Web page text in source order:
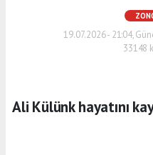
19.07.2026 - 21:04,
33148
Ali Külünk hayatını